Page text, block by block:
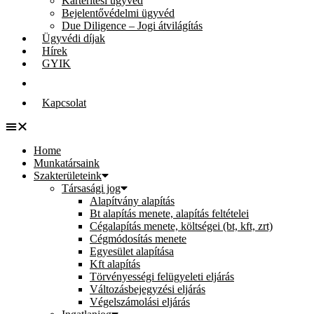
Bejelentővédelmi ügyvéd
Due Diligence – Jogi átvilágítás
Ügyvédi díjak
Hírek
GYIK
Kapcsolat
Home
Munkatársaink
Szakterületeink
Társasági jog
Alapítvány alapítás
Bt alapítás menete, alapítás feltételei
Cégalapítás menete, költségei (bt, kft, zrt)
Cégmódosítás menete
Egyesület alapítása
Kft alapítás
Törvényességi felügyeleti eljárás
Változásbejegyzési eljárás
Végelszámolási eljárás